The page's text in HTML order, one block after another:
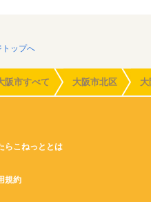
トップへ
阪市すべて 大阪市北区
らこねっととは
規約